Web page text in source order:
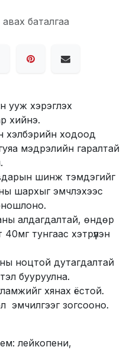
баталгаа
хэрэглэх
хийнэ.
хэлбэрийн ходоод
мэдрэлийн гаралтай
шинж тэмдэгийг
шархыг эмчлэхээс
алдагдалтай, өндөр
тунгаас хэтрүүлэн
ноцтой дутагдалтай
бууруулна.
хянах ёстой.
эмчилгээг зогсооно.
лейкопени,